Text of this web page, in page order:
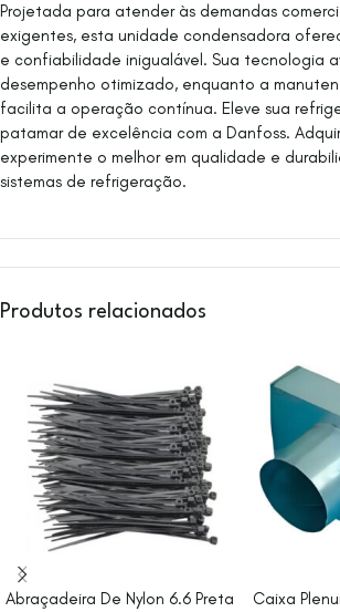
Projetada para atender às demandas
exigentes, esta unidade condensadora
e confiabilidade inigualável. Sua tecnologia
desempenho otimizado, enquanto a
facilita a operação contínua. Eleve sua
patamar de excelência com a Danfoss.
experimente o melhor em qualidade e
sistemas de refrigeração.
Produtos relacionados
Abraçadeira De Nylon 6.6 Preta
Caixa